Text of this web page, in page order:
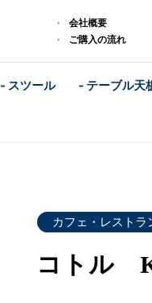
会社概要
ご購入の流れ
- スツール - テーブル天
カフェ・レストラ
コトル